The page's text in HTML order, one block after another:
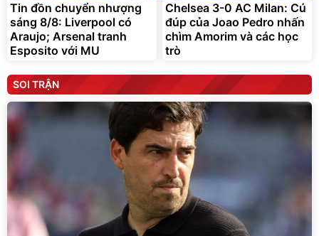
Tin đồn chuyển nhượng
sáng 8/8: Liverpool có
Araujo; Arsenal tranh
Esposito với MU
Chelsea 3-0 AC Milan: Cú
đúp của Joao Pedro nhấn
chìm Amorim và các học
trò
SOI TRẬN